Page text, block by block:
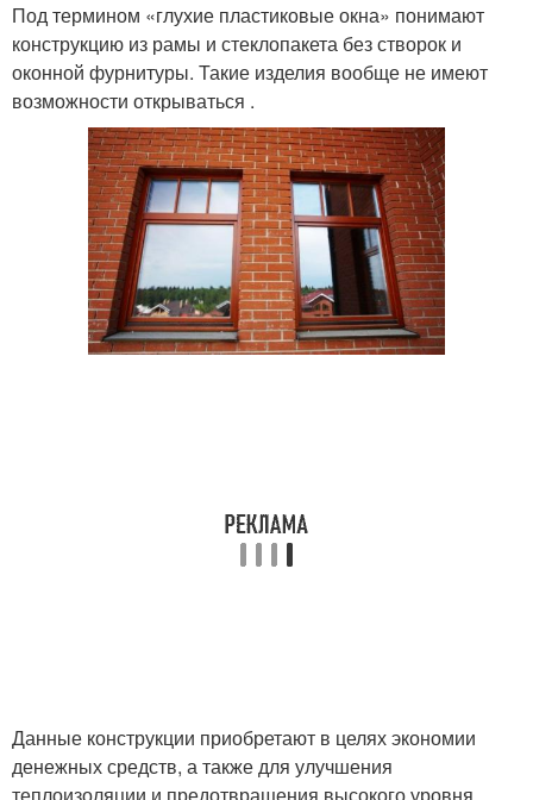
Под термином «глухие пластиковые окна» понимают
конструкцию из рамы и стеклопакета без створок и
оконной фурнитуры. Такие изделия вообще не имеют
возможности открываться .
Данные конструкции приобретают в целях экономии
денежных средств, а также для улучшения
теплоизоляции и предотвращения высокого уровня